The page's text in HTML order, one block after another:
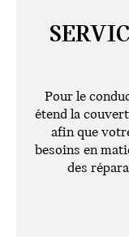
Pour le
étend la
afin que
besoins en
des